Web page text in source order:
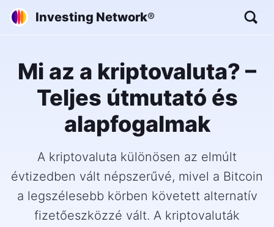
Investing Network®
Mi az a kriptovaluta? –
Teljes útmutató és
alapfogalmak
A kriptovaluta különösen az elmúlt
évtizedben vált népszerűvé, mivel a Bitcoin
a legszélesebb körben követett alternatív
fizetőeszközzé vált. A kriptovaluták